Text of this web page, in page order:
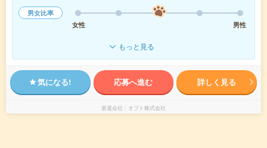
男女比率
女性
男性
もっと見る
気になる! 応募へ進む 詳しく見る
派遣会社 オプト株式会社